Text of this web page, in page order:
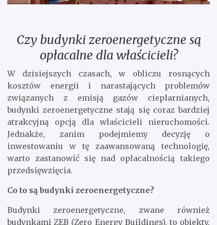
Czy budynki zeroenergetyczne są
opłacalne dla właścicieli?
W dzisiejszych czasach, w obliczu rosnących
kosztów energii i narastających problemów
związanych z emisją gazów cieplarnianych,
budynki zeroenergetyczne stają się coraz bardziej
atrakcyjną opcją dla właścicieli nieruchomości.
Jednakże, zanim podejmiemy decyzję o
inwestowaniu w tę zaawansowaną technologię,
warto zastanowić się nad opłacalnością takiego
przedsięwzięcia.
Co to są budynki zeroenergetyczne?
Budynki zeroenergetyczne, zwane również
budynkami ZEB (Zero Energy Buildings), to obiekty,